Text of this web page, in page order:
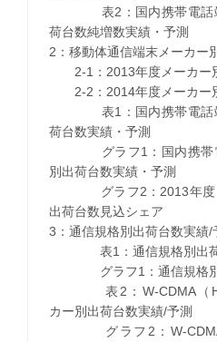
表2：国内携帯電話端
荷台数純増数実績・予測
2：移動体通信端末メーカー
2-1：2013年度メーカー
2-2：2014年度メーカー
表1：国内携帯電話端
荷台数実績・予測
グラフ1：国内携帯電
別出荷台数実績・予測
グラフ2：2013年度
出荷台数見込シェア
3：通信規格別出荷台数実績/
表1：通信規格別出荷
グラフ1：通信規格別
表2：W-CDMA（
カー別出荷台数実績/予測
グラフ2：W-CDMA